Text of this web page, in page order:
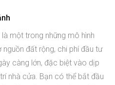
một trong những mô hình
nguồn đất rộng, chi phí đầu tư
càng lớn, đặc biệt vào dịp
nhà cửa. Bạn có thể bắt đầu